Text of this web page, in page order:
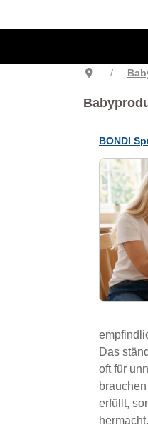
BONDI
Das
oft für
erfüllt,
hermacht.